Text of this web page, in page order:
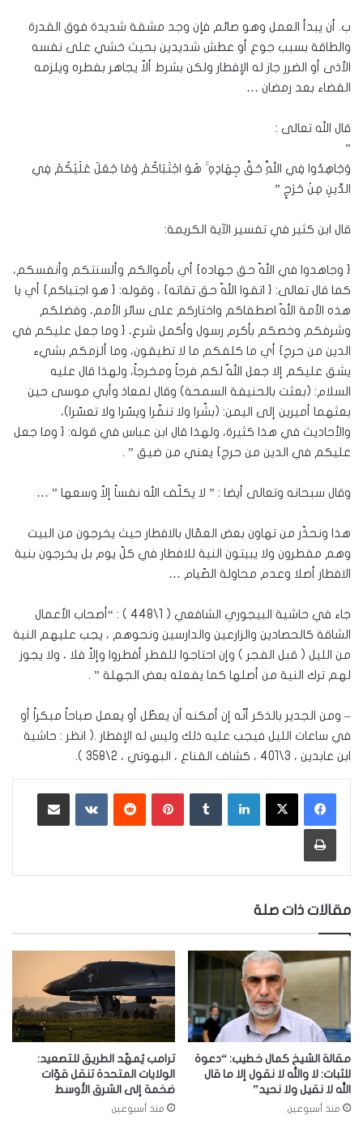
ب. أن يبدأ العمل وهو صائم فإن وجد مشقة شديدة فوق القدرة
والطاقة بسبب جوع أو عطش شديدين بحيث خشي على نفسه
الأذى أو الضرر جاز له الإفطار ولكن بشرط ألاّ يجاهر بفطره ويلزمه
القضاء بعد رمضان …
قال الله تعالى :
”
وَجَاهِدُوا فِي اللَّهِ حَقَّ جِهَادِهِ ۚ هُوَ اجْتَبَاكُمْ وَمَا جَعَلَ عَلَيْكُمْ فِي
الدِّينِ مِنْ حَرَجٍ ”
قال ابن كثير في تفسير الآية الكريمة:
{ وجاهدوا في اللّه حق جهاده} أي بأموالكم وألسنتكم وأنفسكم،
كما قال تعالى: { اتقوا اللّه حق تقاته} ، وقوله: { هو اجتباكم} أي يا
هذه الأمة اللّه اصطفاكم واختاركم على سائر الأمم، وفضلكم
وشرفكم وخصكم بأكرم رسول وأكمل شرع، { وما جعل عليكم في
الدين من حرج} أي ما كلفكم ما لا تطيقون، وما ألزمكم بشيء
يشق عليكم إلا جعل اللّه لكم فرجاً ومخرجاً، ولهذا قال عليه
السلام: (بعثت بالحنيفة السمحة) وقال لمعاذ وأبي موسى حين
بعثهما أميرين إلى اليمن: (بشّرا ولا تنفّرا ويسّرا ولا تعسّرا)،
والأحاديث في هذا كثيرة، ولهذا قال ابن عباس في قوله: { وما جعل
عليكم في الدين من حرج} يعني من ضيق ” .
وقال سبحانه وتعالى أيضا : ” لا يكلّف الله نفساً إلاّ وسعها ” …
هذا ونحذّر من تهاون بعض العمّال بالافطار حيث يخرجون من البيت
وهم مفطرون ولا يبيتون النية للافطار في كلّ يوم بل يخرجون بنية
الافطار أصلا وعدم محاولة الصّيام …
جاء في حاشية البيجوري الشافعي ( 1\448 ) : “أصحاب الأعمال
الشاقة كالحصادين والزارعين والدارسين ونحوهم ، يجب عليهم النية
من الليل ( قبل الفجر ) وإن احتاجوا للفطر أفطروا وإلاّ فلا ، ولا يجوز
لهم ترك النية من أصلها كما يفعله بعض الجهلة ” .
– ومن الجدير بالذكر أنّه إن أمكنه أن يعطّل أو يعمل صباحاً مبكراً أو
في ساعات الليل فيجب عليه ذلك وليس له الإفطار .( انظر : حاشية
ابن عابدين ، 3\401 ، كشاف القناع ، البهوتي ، 2\358 ).
لينكدإن بينتيريست ‏VKontakte
طباعة
مقالات ذات صلة
مقالة الشيخ كمال خطيب: “دعوة
للثبات: لا والله لا نقول إلا ما قال
الله لا نقيل ولا نحيد”
منذ أسبوعين
ترامب يُمهّد الطريق للتصعيد:
الولايات المتحدة تنقل قوّات
ضخمة إلى الشرق الأوسط
منذ أسبوعين